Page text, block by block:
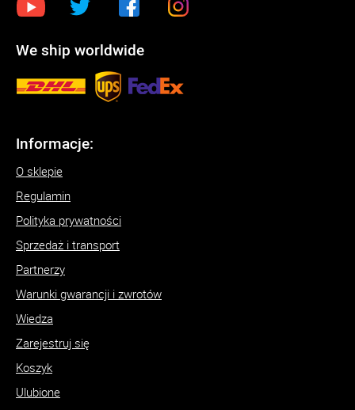
We ship worldwide
Informacje:
O sklepie
Regulamin
Polityka prywatności
Sprzedaż i transport
Partnerzy
Warunki gwarancji i zwrotów
Wiedza
Zarejestruj się
Koszyk
Ulubione